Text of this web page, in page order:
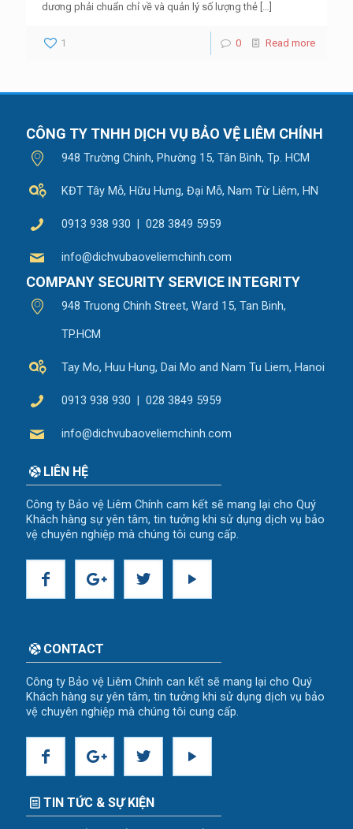
dương phải chuẩn chỉ về và quản lý số lượng thẻ […]
1 0 Read more
CÔNG TY TNHH DỊCH VỤ BẢO VỆ LIÊM CHÍNH
948 Trường Chinh, Phường 15, Tân Bình, Tp. HCM
KĐT Tây Mỗ, Hữu Hưng, Đại Mỗ, Nam Từ Liêm, HN
0913 938 930 | 028 3849 5959
info@dichvubaoveliemchinh.com
COMPANY SECURITY SERVICE INTEGRITY
948 Truong Chinh Street, Ward 15, Tan Binh,
TP.HCM
Tay Mo, Huu Hung, Dai Mo and Nam Tu Liem, Hanoi
0913 938 930 | 028 3849 5959
info@dichvubaoveliemchinh.com
LIÊN HỆ
Công ty Bảo vệ Liêm Chính cam kết sẽ mang lại cho Quý
Khách hàng sự yên tâm, tin tưởng khi sử dụng dịch vụ bảo
vệ chuyên nghiệp mà chúng tôi cung cấp.
CONTACT
Công ty Bảo vệ Liêm Chính can kết sẽ mang lại cho Quý
Khách hàng sự yên tâm, tin tưởng khi sử dụng dịch vụ bảo
vệ chuyên nghiệp mà chúng tôi cung cấp.
TIN TỨC & SỰ KIỆN